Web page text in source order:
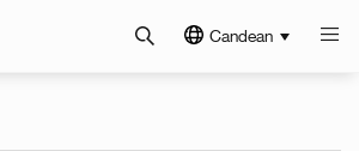
Candean